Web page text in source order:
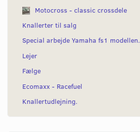
Motocross - classic crossdele
Knallerter til salg
Special arbejde Yamaha fs1 modellen.
Lejer
Fælge
Ecomaxx - Racefuel
Knallertudlejning.